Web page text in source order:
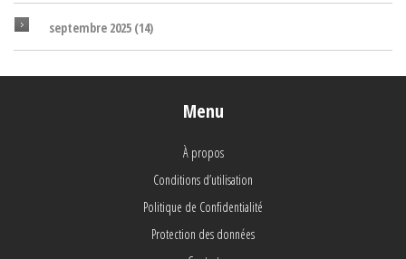
septembre 2025 (14)
Menu
À propos
Conditions d’utilisation
Politique de Confidentialité
Protection des données